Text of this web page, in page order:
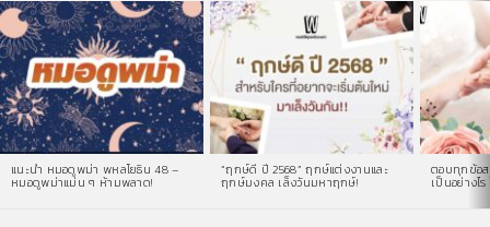
LATEST
STORIES
แนะนำ หมอดูพม่า พหลโยธิน 48 –
หมอดูพม่าแม่น ๆ ห้ามพลาด!
“ฤกษ์ดี ปี 2568” ฤกษ์แต่งงานและ
ฤกษ์มงคล เล็งวันมหาฤกษ์!
ตอบทุกข้อส
เป็นอย่างไร